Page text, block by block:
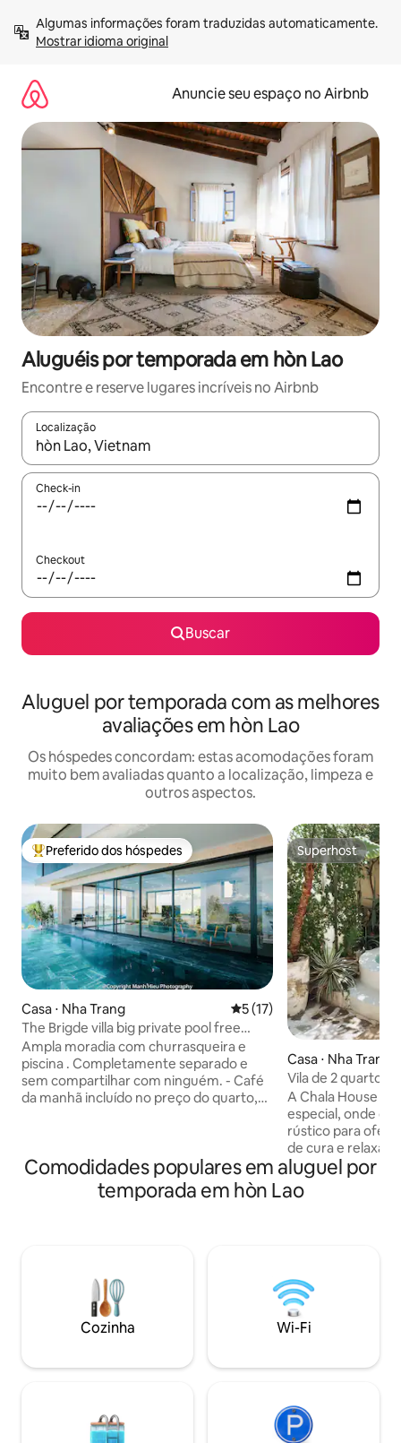
para
Mostrar idioma original
Anuncie seu espaço no Airbnb
Aluguéis por temporada em hòn Lao
Encontre e reserve lugares incríveis no Airbnb
Localização
Quando os resultados estiverem disponíveis, explore-os
Check-in
Checkout
Buscar
Aluguel por temporada com as melhores
avaliações em hòn Lao
Os hóspedes concordam: estas acomodações foram
muito bem avaliadas quanto a localização, limpeza e
outros aspectos.
Entre os melhores preferidos dos hóspedes
Preferido dos hóspedes
Casa ⋅ Nha Trang 5 de uma avaliação média
5 (17)
The Brigde villa big private pool free
breakfast
Ampla moradia com churrasqueira e
piscina . Completamente separado e
sem compartilhar com ninguém. - Café
da manhã incluído no preço do quarto,
aeroporto, passeios com preço razoável.
- Churrasqueira, mesa de jantar ao ar
livre e cadeiras com vista para o mar. A
de lavar louça, máquina de lavar roupa -
Check-in da equipe e bebida de boas-
vindas, frutas ao fazer o check-in,
atendimento ao cliente 24 horas, 7 dias
Superhost
Superhost
Casa ⋅ Nha Trang
Vila de 2 quartos
da praia
A Chala House é
especial, onde
rústico para
de cura e
Sua experiência:
minutos (300 m):
para sentir as
um sono
ao ar livre: um
perfeito para
em família. Como
você nossos
Comodidades populares em aluguel por
temporada em hòn Lao
Cozinha Wi-Fi